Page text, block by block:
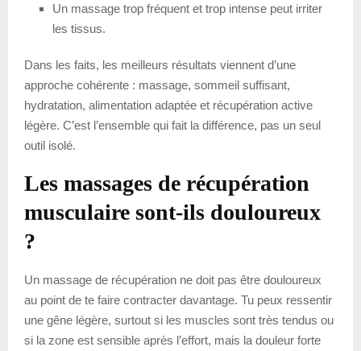
Un massage trop fréquent et trop intense peut irriter
les tissus.
Dans les faits, les meilleurs résultats viennent d’une
approche cohérente : massage, sommeil suffisant,
hydratation, alimentation adaptée et récupération active
légère. C’est l’ensemble qui fait la différence, pas un seul
outil isolé.
Les massages de récupération
musculaire sont-ils douloureux
?
Un massage de récupération ne doit pas être douloureux
au point de te faire contracter davantage. Tu peux ressentir
une gêne légère, surtout si les muscles sont très tendus ou
si la zone est sensible après l’effort, mais la douleur forte